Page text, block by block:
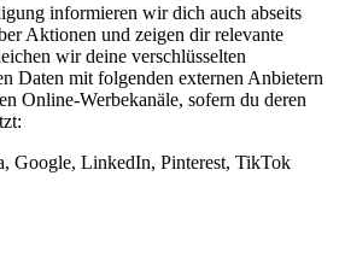
informieren wir dich auch abseits
Aktionen und zeigen dir relevante
wir deine verschlüsselten
Daten mit folgenden externen Anbietern
Online-Werbekanäle, sofern du deren
Google, LinkedIn, Pinterest, TikTok